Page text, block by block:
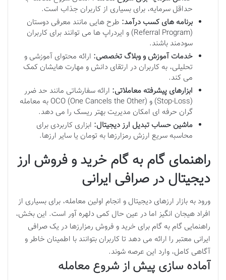
حداقل سرمایه، برای بسیاری از کاربران جذاب است.
برنامه های کسب درآمد: طرح هایی مانند معرفی دوستان
(Referral Program) و ایردراپ ها می توانند برای کاربران
سودمند باشند.
خدمات آموزش و وبلاگ تخصصی: ارائه محتوای آموزشی و
تحلیلی، به کاربران در ارتقای دانش و مهارت هایشان کمک
می کند.
ابزارهای پیشرفته معاملاتی: ارائه سفارشاتی مانند حد ضرر
(Stop-Loss) و OCO (One Cancels the Other) به معامله
گران حرفه ای امکان مدیریت بهتر ریسک را می دهد.
ماشین حساب تبدیل ارز دیجیتال: ابزاری کاربردی برای
محاسبه سریع ارزش رمزارزها به تومان یا سایر ارزها.
راهنمای گام به گام خرید و فروش ارز
دیجیتال در صرافی ایرانی
ورود به بازار ارزهای دیجیتال و انجام اولین معامله، برای بسیاری از
افراد هیجان انگیز اما در عین حال کمی دلهره آور است. این بخش،
راهنمایی گام به گام برای خرید و فروش رمزارزها در یک صرافی
ایرانی معتبر را ارائه می دهد تا کاربران بتوانند با اطمینان خاطر و
آگاهی کامل، وارد این عرصه شوند.
آماده سازی پیش از شروع معامله